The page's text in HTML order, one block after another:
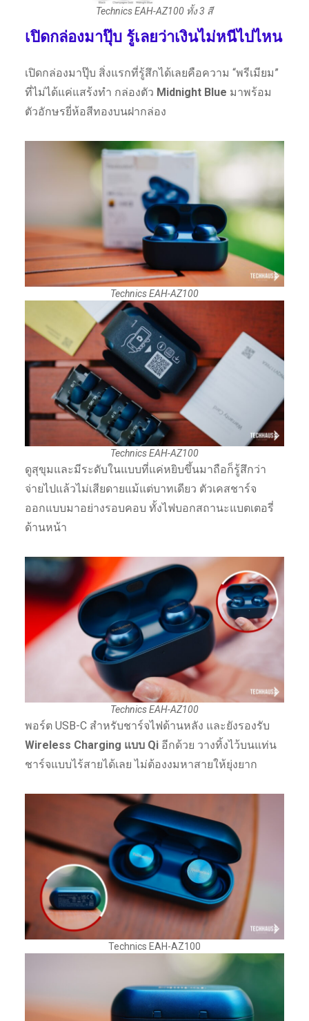
Technics EAH-AZ100 ทั้ง 3 สี
เปิดกล่องมาปุ๊บ รู้เลยว่าเงินไม่หนีไปไหน
เปิดกล่องมาปุ๊บ สิ่งแรกที่รู้สึกได้เลยคือความ “พรีเมียม”
ที่ไม่ได้แค่แสร้งทำ กล่องตัว Midnight Blue มาพร้อม
ตัวอักษรยี่ห้อสีทองบนฝากล่อง
Technics EAH-AZ100
Technics EAH-AZ100
ดูสุขุมและมีระดับในแบบที่แค่หยิบขึ้นมาถือก็รู้สึกว่า
จ่ายไปแล้วไม่เสียดายแม้แต่บาทเดียว ตัวเคสชาร์จ
ออกแบบมาอย่างรอบคอบ ทั้งไฟบอกสถานะแบตเตอรี่
ด้านหน้า
Technics EAH-AZ100
พอร์ต USB-C สำหรับชาร์จไฟด้านหลัง และยังรองรับ
Wireless Charging แบบ Qiอีกด้วย วางทิ้งไว้บนแท่น
ชาร์จแบบไร้สายได้เลย ไม่ต้องงมหาสายให้ยุ่งยาก
Technics EAH-AZ100